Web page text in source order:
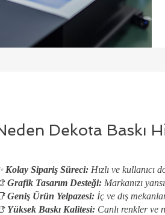
Dekota Baskı
Kolay Sipariş Süreci: Hızlı ve kullanıcı
Grafik Tasarım Desteği: Markanızı
Geniş Ürün Yelpazesi: İç ve dış
Yüksek Baskı Kalitesi: Canlı renkler ve